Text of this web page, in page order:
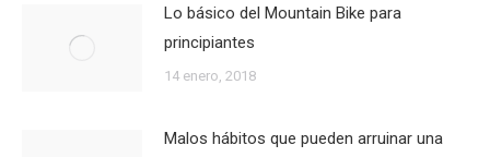
Lo básico del Mountain Bike para
principiantes
14 enero, 2018
Malos hábitos que pueden arruinar una